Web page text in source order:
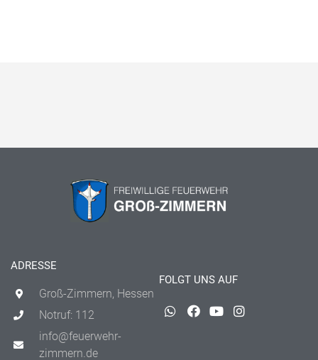
ADRESSE
Groß-Zimmern, Hessen
Notruf: 112
info@feuerwehr-
zimmern.de
FOLGT UNS AUF